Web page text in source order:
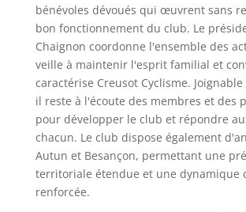
bénévoles dévoués qui œuvrent sans
bon fonctionnement du club. Le
Chaignon coordonne l'ensemble des
veille à maintenir l'esprit familial et
caractérise Creusot Cyclisme.
il reste à l'écoute des membres et des
pour développer le club et répondre
chacun. Le club dispose également
Autun et Besançon, permettant une
territoriale étendue et une dynamique
renforcée.